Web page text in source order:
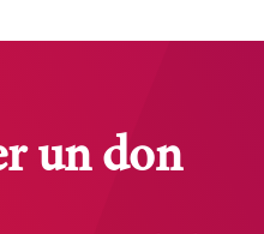
un don